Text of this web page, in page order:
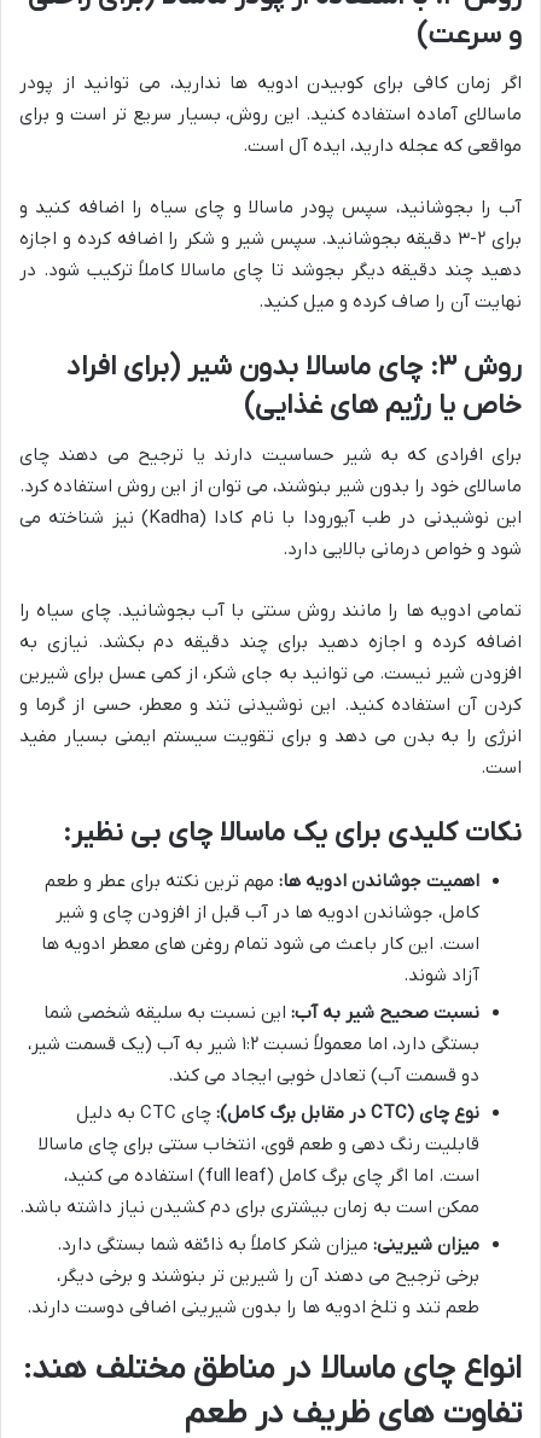
و سرعت)
اگر زمان کافی برای کوبیدن ادویه ها ندارید، می توانید از پودر
ماسالای آماده استفاده کنید. این روش، بسیار سریع تر است و برای
مواقعی که عجله دارید، ایده آل است.
آب را بجوشانید، سپس پودر ماسالا و چای سیاه را اضافه کنید و
برای ۲-۳ دقیقه بجوشانید. سپس شیر و شکر را اضافه کرده و اجازه
دهید چند دقیقه دیگر بجوشد تا چای ماسالا کاملاً ترکیب شود. در
نهایت آن را صاف کرده و میل کنید.
روش ۳: چای ماسالا بدون شیر (برای افراد
خاص یا رژیم های غذایی)
برای افرادی که به شیر حساسیت دارند یا ترجیح می دهند چای
ماسالای خود را بدون شیر بنوشند، می توان از این روش استفاده کرد.
این نوشیدنی در طب آیورودا با نام کادا (Kadha) نیز شناخته می
شود و خواص درمانی بالایی دارد.
تمامی ادویه ها را مانند روش سنتی با آب بجوشانید. چای سیاه را
اضافه کرده و اجازه دهید برای چند دقیقه دم بکشد. نیازی به
افزودن شیر نیست. می توانید به جای شکر، از کمی عسل برای شیرین
کردن آن استفاده کنید. این نوشیدنی تند و معطر، حسی از گرما و
انرژی را به بدن می دهد و برای تقویت سیستم ایمنی بسیار مفید
است.
نکات کلیدی برای یک ماسالا چای بی نظیر:
اهمیت جوشاندن ادویه ها: مهم ترین نکته برای عطر و طعم
کامل، جوشاندن ادویه ها در آب قبل از افزودن چای و شیر
است. این کار باعث می شود تمام روغن های معطر ادویه ها
آزاد شوند.
نسبت صحیح شیر به آب: این نسبت به سلیقه شخصی شما
بستگی دارد، اما معمولاً نسبت ۱:۲ شیر به آب (یک قسمت شیر،
دو قسمت آب) تعادل خوبی ایجاد می کند.
نوع چای (CTC در مقابل برگ کامل):
چای CTC به دلیل
قابلیت رنگ دهی و طعم قوی، انتخاب سنتی برای چای ماسالا
است. اما اگر چای برگ کامل (full leaf) استفاده می کنید،
ممکن است به زمان بیشتری برای دم کشیدن نیاز داشته باشد.
میزان شیرینی: میزان شکر کاملاً به ذائقه شما بستگی دارد.
برخی ترجیح می دهند آن را شیرین تر بنوشند و برخی دیگر،
طعم تند و تلخ ادویه ها را بدون شیرینی اضافی دوست دارند.
انواع چای ماسالا در مناطق مختلف هند:
تفاوت های ظریف در طعم